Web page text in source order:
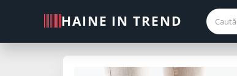
HAINE IN TREND